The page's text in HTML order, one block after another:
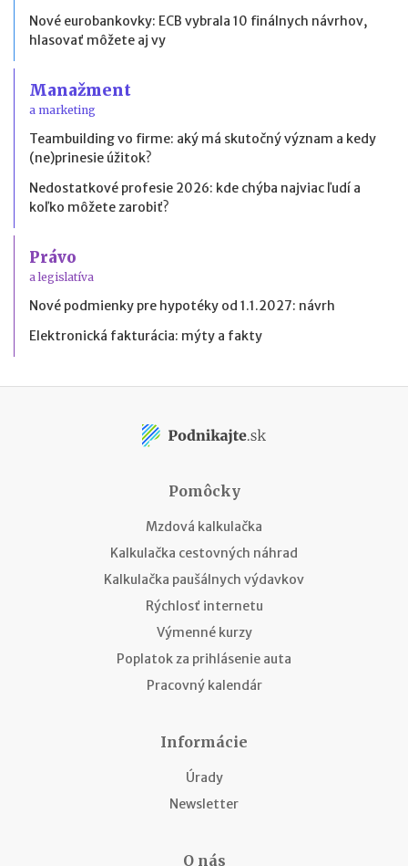
Nové eurobankovky: ECB vybrala 10 finálnych návrhov,
hlasovať môžete aj vy
Manažment
a marketing
Teambuilding vo firme: aký má skutočný význam a kedy
(ne)prinesie úžitok?
Nedostatkové profesie 2026: kde chýba najviac ľudí a
koľko môžete zarobiť?
Právo
a legislatíva
Nové podmienky pre hypotéky od 1.1.2027: návrh
Elektronická fakturácia: mýty a fakty
Pomôcky
Mzdová kalkulačka
Kalkulačka cestovných náhrad
Kalkulačka paušálnych výdavkov
Rýchlosť internetu
Výmenné kurzy
Poplatok za prihlásenie auta
Pracovný kalendár
Informácie
Úrady
Newsletter
O nás